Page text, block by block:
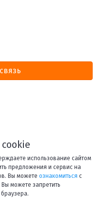
библиотека им. А. М.
использование сайтом
предложения и сервис на
Вы можете ознакомиться с
можете запретить